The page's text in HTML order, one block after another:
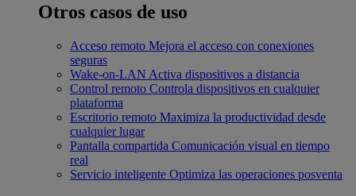
Otros casos de uso
Acceso remoto Mejora el acceso con conexiones
seguras
Wake-on-LAN Activa dispositivos a distancia
Control remoto Controla dispositivos en cualquier
plataforma
Escritorio remoto Maximiza la productividad desde
cualquier lugar
Pantalla compartida Comunicación visual en tiempo
real
Servicio inteligente Optimiza las operaciones posventa